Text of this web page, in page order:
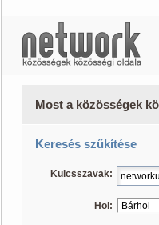
Most a közösségek
Keresés szűkítése
Kulcsszavak:
Hol: